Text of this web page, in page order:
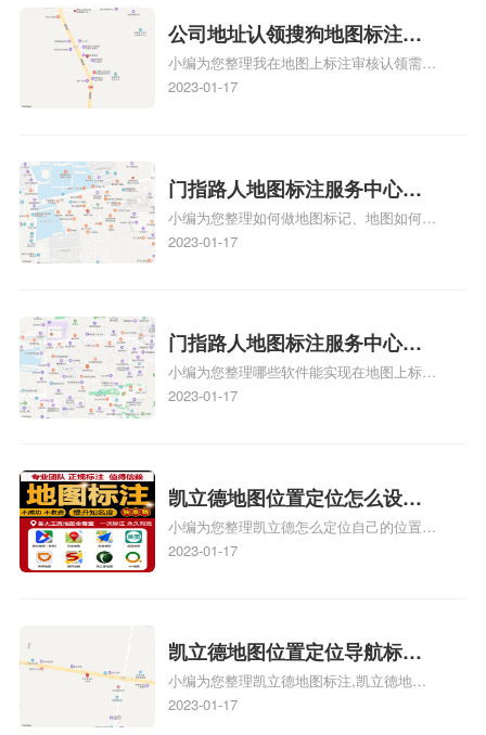
图标注服务中心面的存在。对于一些客户来
说，实体指路人地
公司地址认领搜狗地图标注多
久审核？公司地址认领地图标
注多久审核？
小编为您整理我在地图上标注审核认领需要
多久、我在地图上标注审核认领需要多久
情可查看下方正文！
2023-01-17
门指路人地图标注服务中心如
何做花小猪打车地图位置标
记？门指路人地图标注服务中
小编为您整理如何做地图标记、地图如何做
标记、so搜街景中如何做标记、360e启花贷
关地图标注知识，详情可查看下方正文！
2023-01-17
门指路人地图标注服务中心地
图位置地址标记？门指路人地
图标注服务中心苹果地图位置
小编为您整理哪些软件能实现在地图上标记
门指路人地图标注服务中心位置、门指路人
门指路人地图标注服务中心地址标注上地图
怎么弄相关地图标注知识，详情可查看下方
正文！
2023-01-17
凯立德地图位置定位怎么设置
自己的指路人地图标注服务中
心名？凯立德地图位置定位怎
小编为您整理凯立德怎么定位自己的位置
啊、手机凯立德地图定位怎么设置往上走、
地图标注服务中心铺招牌相关地图标注知
识，详情可查看下方正文！
2023-01-17
凯立德地图位置定位导航标
注？凯立德地图位置定位,导航,
标注？
小编为您整理凯立德地图标注,凯立德地图
标注怎么做啊、凯立德地图标注,凯立德地
2023-01-17